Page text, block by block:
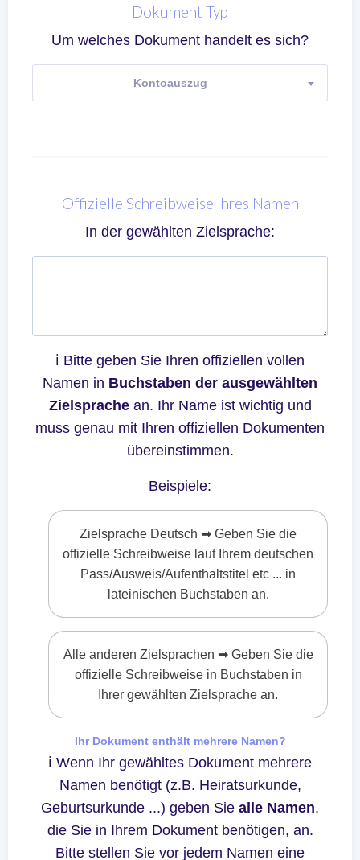
Dokument Typ
Um welches Dokument handelt es sich?
Kontoauszug
Offizielle Schreibweise Ihres Namen
In der gewählten Zielsprache:
ℹ Bitte geben Sie Ihren offiziellen vollen
Namen in Buchstaben der ausgewählten
Zielsprachean. Ihr Name ist wichtig und
muss genau mit Ihren offiziellen Dokumenten
übereinstimmen.
Beispiele:
Zielsprache Deutsch ➡ Geben Sie die
offizielle Schreibweise laut Ihrem deutschen
Pass/Ausweis/Aufenthaltstitel etc ... in
lateinischen Buchstaben an.
Alle anderen Zielsprachen ➡ Geben Sie die
offizielle Schreibweise in Buchstaben in
Ihrer gewählten Zielsprache an.
Ihr Dokument enthält mehrere Namen?
ℹ Wenn Ihr gewähltes Dokument mehrere
Namen benötigt (z.B. Heiratsurkunde,
Geburtsurkunde ...) geben Sie alle Namen,
die Sie in Ihrem Dokument benötigen, an.
Bitte stellen Sie vor jedem Namen eine